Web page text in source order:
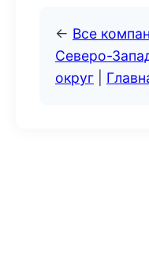
← Все
Северо-
округ